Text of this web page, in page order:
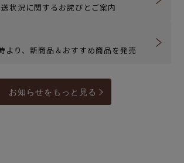
状況に関するお詫びとご案内
より、新商品＆おすすめ商品を発売
お知らせをもっと見る